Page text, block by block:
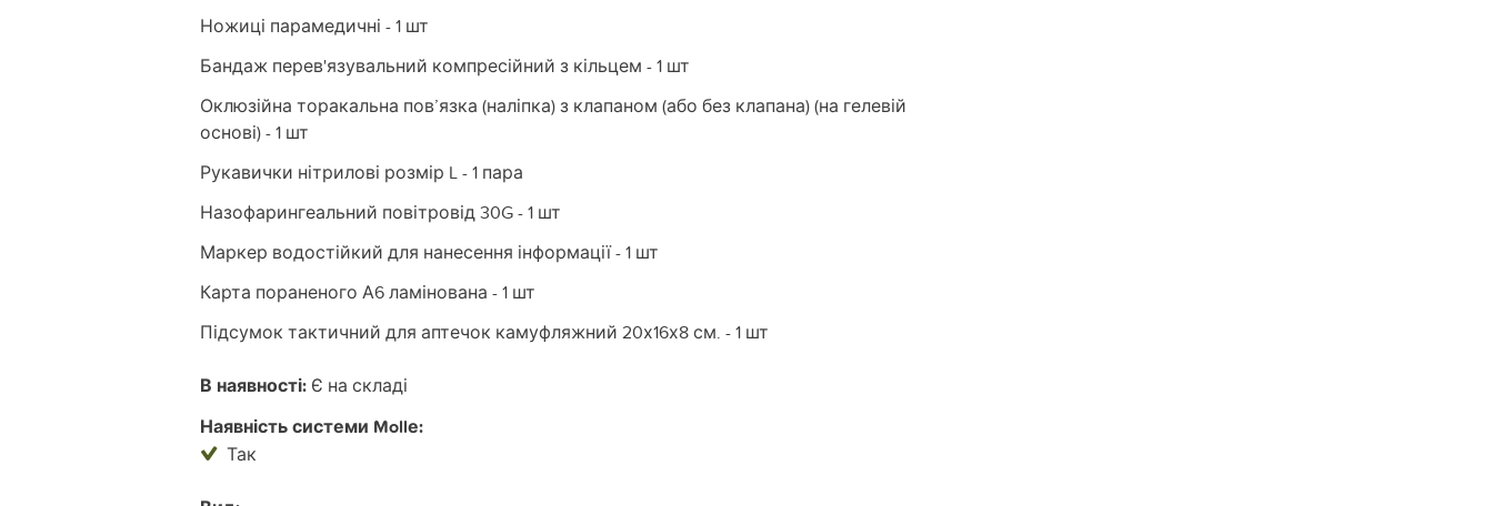
Ножиці парамедичні - 1 шт
Бандаж перев'язувальний компресійний з кільцем - 1 шт
Оклюзійна торакальна пов’язка (наліпка) з клапаном (або без клапана) (на гелевій
основі) - 1 шт
Рукавички нітрилові розмір L - 1 пара
Назофарингеальний повітровід 30G - 1 шт
Маркер водостійкий для нанесення інформації - 1 шт
Карта пораненого А6 ламінована - 1 шт
Підсумок тактичний для аптечок камуфляжний 20х16х8 см. - 1 шт
В наявності: Є на складі
Наявність системи Mollе:
Так